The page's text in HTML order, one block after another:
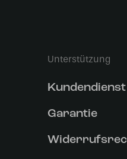
Unterstützung
Kundendienst
Garantie